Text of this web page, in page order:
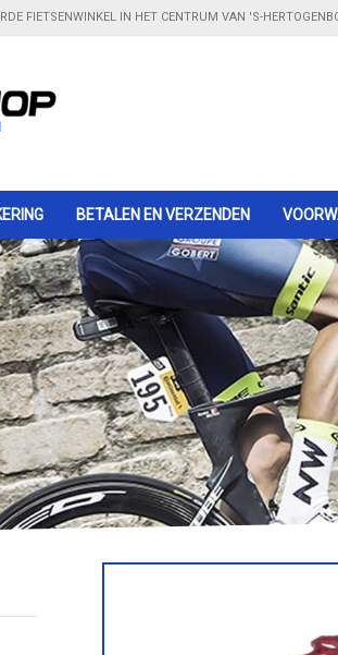
FIETSENWINKEL IN HET CENTRUM VAN 'S-
BETALEN EN VERZENDEN
€100,00 Winkel in 's-